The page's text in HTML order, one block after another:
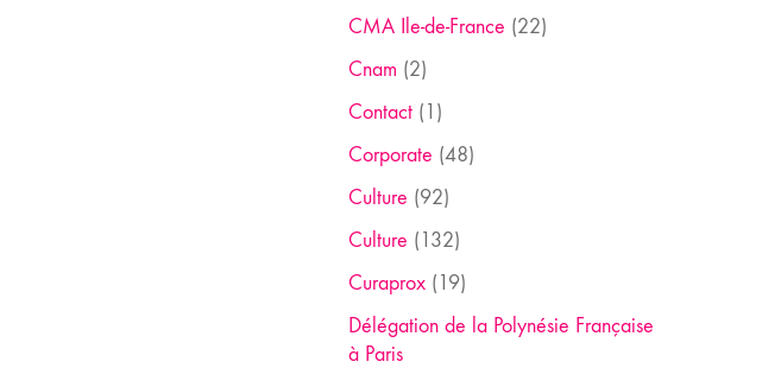
CMA Ile-de-France (22)
Cnam (2)
Contact(1)
Corporate (48)
Culture (92)
Culture (132)
Curaprox(19)
Délégation de la Polynésie Française
à Paris